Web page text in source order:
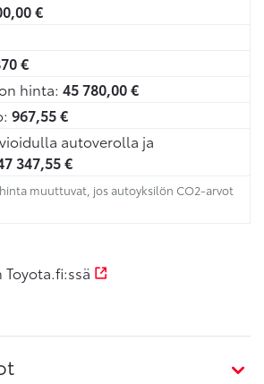
€
€
hinta: 45 780,00€
967,55€
autoverolla ja
347,55€
muuttuvat, jos autoyksilön CO2-arvot